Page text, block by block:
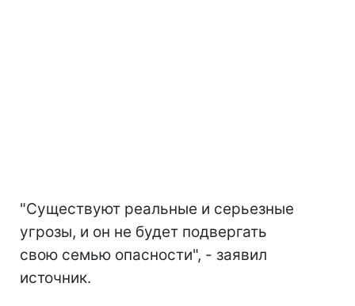
"Существуют реальные и серьезные
угрозы, и он не будет подвергать
свою семью опасности", - заявил
источник.